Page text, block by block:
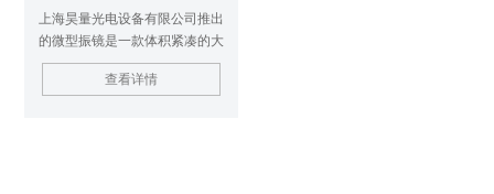
上海昊量光电设备有限公司推出
的微型振镜是一款体积紧凑的大
镜面微型振镜。 大角度闭环微型
振镜促动器技术成熟的电磁驱
查看详情